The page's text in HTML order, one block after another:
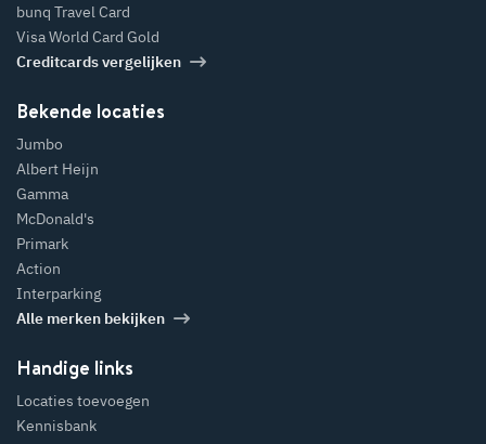
bunq Travel Card
Visa World Card Gold
Creditcards vergelijken
Bekende locaties
Jumbo
Albert Heijn
Gamma
McDonald's
Primark
Action
Interparking
Alle merken bekijken
Handige links
Locaties toevoegen
Kennisbank